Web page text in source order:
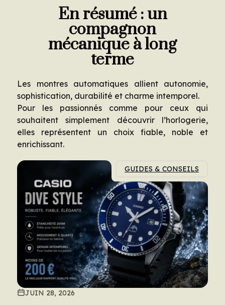
En résumé : un
compagnon
mécanique à long
terme
Les montres automatiques allient autonomie,
sophistication, durabilité et charme intemporel.
Pour les passionnés comme pour ceux qui
souhaitent simplement découvrir l’horlogerie,
elles représentent un choix fiable, noble et
enrichissant.
GUIDES & CONSEILS
JUIN 28, 2026